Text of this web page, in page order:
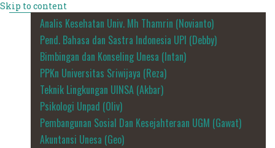
Skip to content
Analis Kesehatan Univ. Mh Thamrin (Novianto)
Pend. Bahasa dan Sastra Indonesia UPI (Debby)
Bimbingan dan Konseling Unesa (Intan)
PPKn Universitas Sriwijaya (Reza)
Teknik Lingkungan UINSA (Akbar)
Psikologi Unpad (Oliv)
Pembangunan Sosial Dan Kesejahteraan UGM (Gawat)
Akuntansi Unesa (Geo)